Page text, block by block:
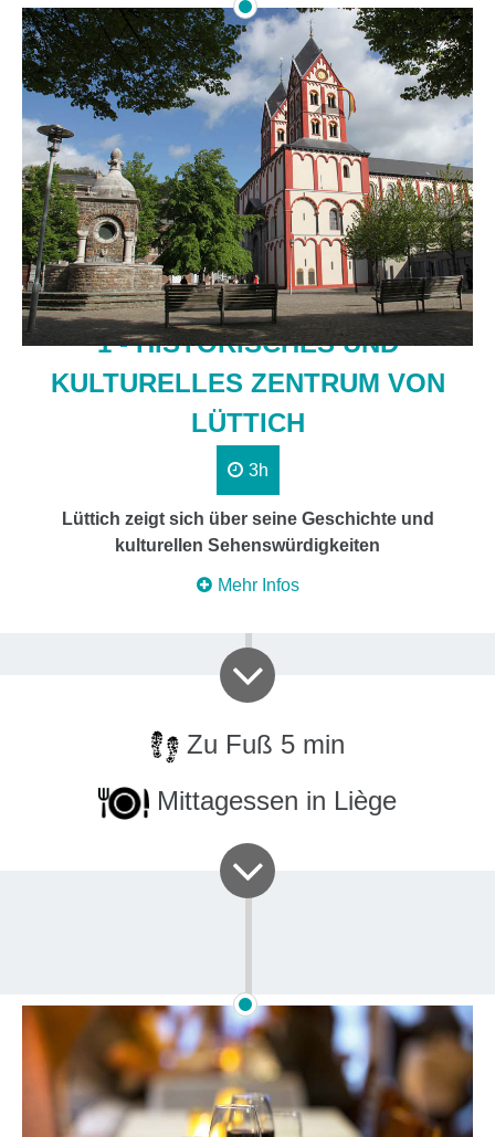
1 - HISTORISCHES UND
KULTURELLES ZENTRUM VON
LÜTTICH
3h
Lüttich zeigt sich über seine Geschichte und
kulturellen Sehenswürdigkeiten
Mehr Infos
Zu Fuß 5 min
Mittagessen in Liège